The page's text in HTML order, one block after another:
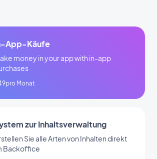
App-Käufe
money in your app with in-app
Monat
zur Inhaltsverwaltung
Sie alle Arten von Inhalten direkt
Backoffice